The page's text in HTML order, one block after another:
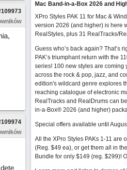
109973
109974
Mac Band-in-a-Box 2026 and
XPro Styles PAK 11 for Mac &
version 2026 (and higher) is here
RealStyles, plus 31 RealTracks/
Guess who’s back again? That’s
PAK’s triumphant return with the
series! 100 new styles are coming
across the rock & pop, jazz, and
edition's wildcard genre explores
reaching catalogue of electronic
RealTracks and RealDrums can
in-a-Box® 2026 (and higher)
Special offers available until
All the XPro Styles PAKs 1-11 are
(Reg. $49 ea), or get them all in
Bundle for only $149 (reg. $299)!